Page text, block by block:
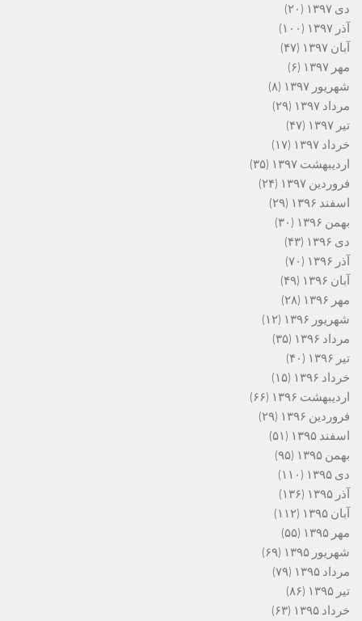
دی ۱۳۹۷
(۲۰)
آذر ۱۳۹۷
(۱۰۰)
آبان ۱۳۹۷
(۴۷)
مهر ۱۳۹۷
(۶)
شهریور ۱۳۹۷
(۸)
مرداد ۱۳۹۷
(۲۹)
تیر ۱۳۹۷
(۴۷)
خرداد ۱۳۹۷
(۱۷)
اردیبهشت ۱۳۹۷
(۳۵)
فروردین ۱۳۹۷
(۲۴)
اسفند ۱۳۹۶
(۲۹)
بهمن ۱۳۹۶
(۳۰)
دی ۱۳۹۶
(۴۳)
آذر ۱۳۹۶
(۷۰)
آبان ۱۳۹۶
(۴۹)
مهر ۱۳۹۶
(۲۸)
شهریور ۱۳۹۶
(۱۲)
مرداد ۱۳۹۶
(۳۵)
تیر ۱۳۹۶
(۴۰)
خرداد ۱۳۹۶
(۱۵)
اردیبهشت ۱۳۹۶
(۶۶)
فروردین ۱۳۹۶
(۲۹)
اسفند ۱۳۹۵
(۵۱)
بهمن ۱۳۹۵
(۹۵)
دی ۱۳۹۵
(۱۱۰)
آذر ۱۳۹۵
(۱۳۶)
آبان ۱۳۹۵
(۱۱۲)
مهر ۱۳۹۵
(۵۵)
شهریور ۱۳۹۵
(۶۹)
مرداد ۱۳۹۵
(۷۹)
تیر ۱۳۹۵
(۸۶)
خرداد ۱۳۹۵
(۶۳)